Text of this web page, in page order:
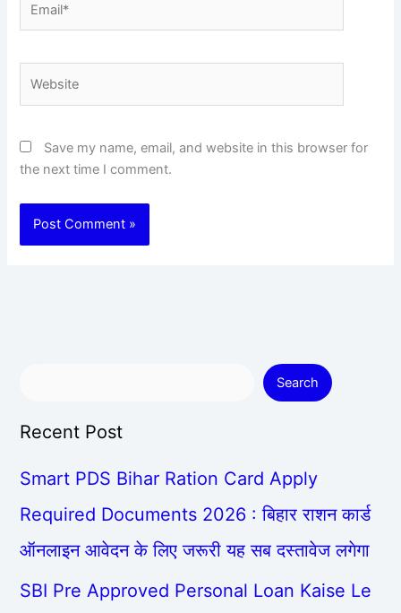
Save my name, email, and website in this browser for
the next time I comment.
Search
Recent Post
Smart PDS Bihar Ration Card Apply
Required Documents 2026 : बिहार राशन कार्ड
ऑनलाइन आवेदन के लिए जरूरी यह सब दस्तावेज लगेगा
SBI Pre Approved Personal Loan Kaise Le